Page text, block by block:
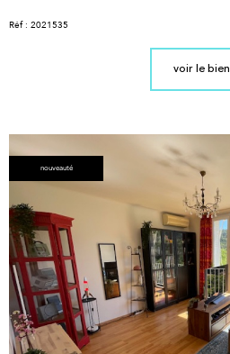
Réf : 2021535
voir le bien
nouveauté